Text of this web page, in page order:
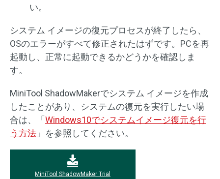
い。
システム イメージの復元プロセスが終了したら、
OSのエラーがすべて修正されたはずです。PCを再
起動し、正常に起動できるかどうかを確認しま
す。
MiniTool ShadowMakerでシステム イメージを作成
したことがあり、システムの復元を実行したい場
合は、「 Windows10でシステムイメージ復元を行
う方法 」を参照してください。
MiniTool ShadowMaker Trial